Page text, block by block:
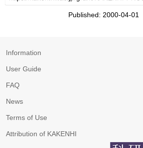
Published: 2000-04-
Information
User Guide
FAQ
News
Terms of Use
Attribution of KAKENHI